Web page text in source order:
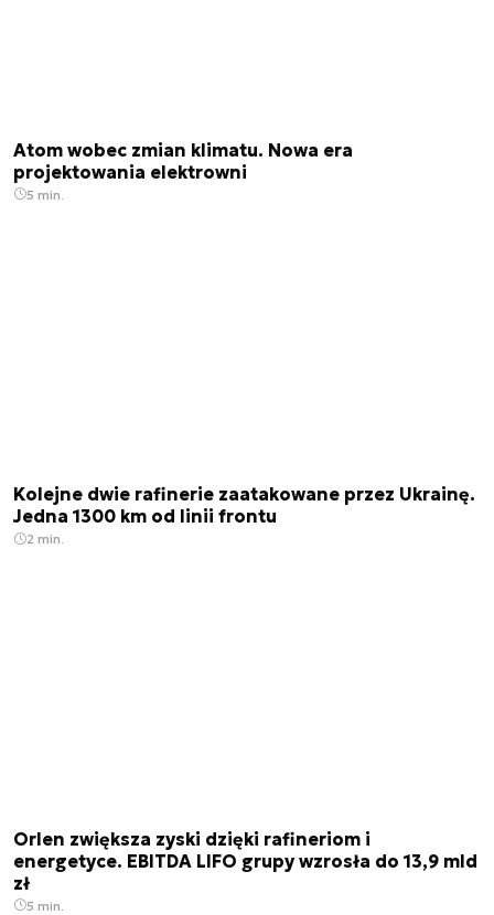
Atom wobec zmian klimatu. Nowa era
projektowania elektrowni
5 min.
Kolejne dwie rafinerie zaatakowane przez Ukrainę.
Jedna 1300 km od linii frontu
2 min.
Orlen zwiększa zyski dzięki rafineriom i
energetyce. EBITDA LIFO grupy wzrosła do 13,9 mld
zł
5 min.